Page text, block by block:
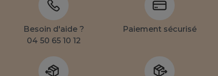
Besoin d'aide ?
04 50 65 10 12
Paiement sécurisé